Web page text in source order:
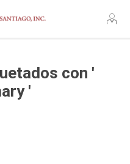
con '
'